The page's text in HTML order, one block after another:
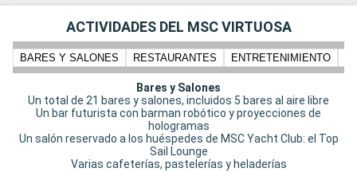
ACTIVIDADES DEL MSC VIRTUOSA
BARES Y SALONES RESTAURANTES ENTRETENIMIENTO
Bares y Salones
Un total de 21 bares y salones, incluidos 5 bares al aire libre
Un bar futurista con barman robótico y proyecciones de
hologramas
Un salón reservado a los huéspedes de MSC Yacht Club: el Top
Sail Lounge
Varias cafeterías, pastelerías y heladerías